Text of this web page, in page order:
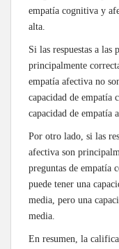
empatía cognitiva y
alta.
Si las respuestas a las
principalmente
empatía afectiva no
capacidad de empatía
capacidad de empatía
Por otro lado, si las
afectiva son
preguntas de empatía
puede tener una
media, pero una
media.
En resumen, la